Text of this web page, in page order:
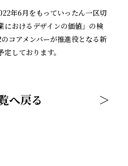
年6月をもっていったん一区切
におけるデザインの価値」の検
のコアメンバーが推進役となる新
しております。
へ戻る ＞